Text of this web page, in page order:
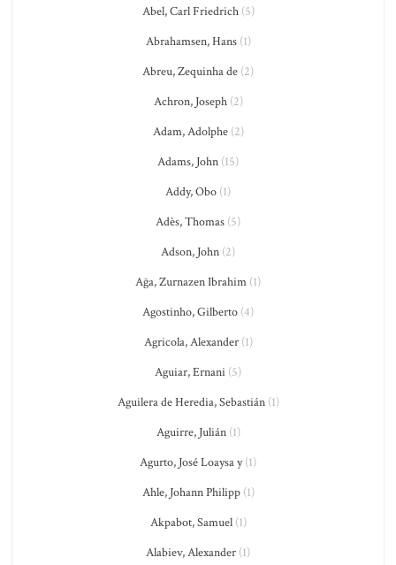
Abel, Carl Friedrich(5)
Abrahamsen, Hans(1)
Abreu, Zequinha de (2)
Achron, Joseph(2)
Adam, Adolphe(2)
Adams, John (15)
Addy, Obo (1)
Adès, Thomas (5)
Adson, John (2)
Ağa, Zurnazen Ibrahim (1)
Agostinho, Gilberto (4)
Agricola, Alexander(1)
Aguiar, Ernani (5)
Aguilera de Heredia, Sebastián(1)
Aguirre, Julián(1)
Agurto, José Loaysa y(1)
Ahle, Johann Philipp(1)
Akpabot, Samuel(1)
Alabiev, Alexander (1)